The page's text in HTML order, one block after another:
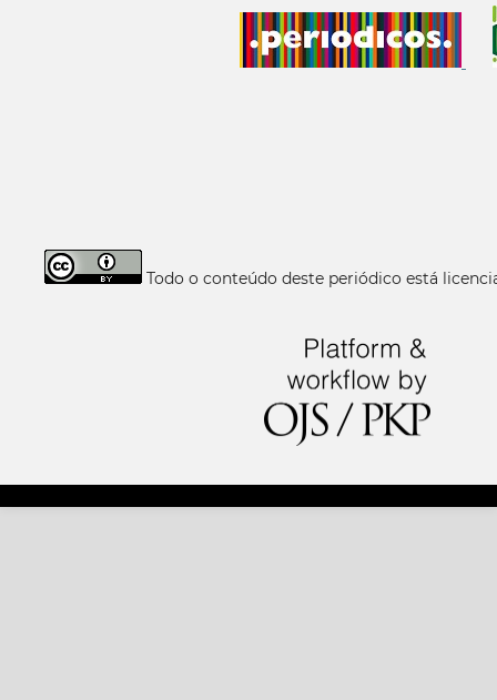
Todo o conteúdo deste periódico está